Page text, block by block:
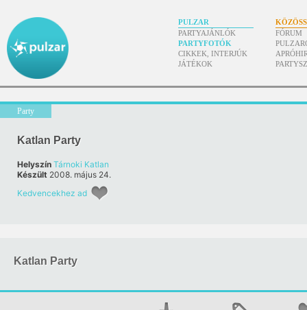
PULZAR
PARTYAJÁNLÓK
PARTYFOTÓK
CIKKEK, INTERJÚK
JÁTÉKOK
FÓRUM
Party
Katlan Party
Helyszín Tárnoki Katlan
Készült 2008. május 24.
Kedvencekhez ad
Katlan Party